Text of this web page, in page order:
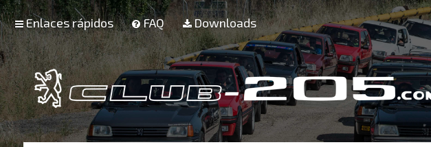
Enlaces rápidos FAQ Downloads